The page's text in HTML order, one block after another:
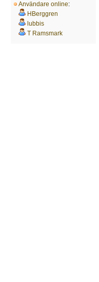
Användare online:
HBerggren
lubbis
T Ramsmark